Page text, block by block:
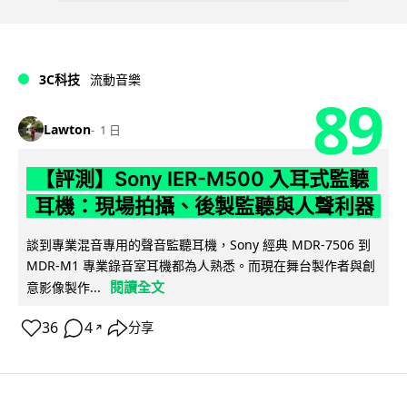
3C科技 流動音樂
Lawton 1 日 89
【評測】Sony IER-M500 入耳式監聽
耳機：現場拍攝、後製監聽與人聲利器
談到專業混音專用的聲音監聽耳機，Sony 經典 MDR-7506 到
MDR-M1 專業錄音室耳機都為人熟悉。而現在舞台製作者與創
意影像製作...
閱讀全文
36 4 ↗ 分享